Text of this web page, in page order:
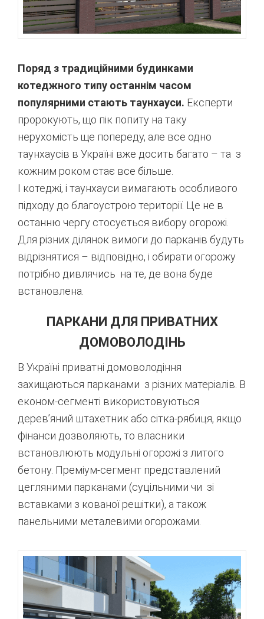
Поряд з традиційними будинками
котеджного типу останнім часом
популярними стають таунхауси. Експерти
пророкують, що пік попиту на таку
нерухомість ще попереду, але все одно
таунхаусів в Україні вже досить багато – та з
кожним роком стає все більше.
І котеджі, і таунхауси вимагають особливого
підходу до благоустрою території. Це не в
останню чергу стосується вибору огорожі.
Для різних ділянок вимоги до парканів будуть
відрізнятися – відповідно, і обирати огорожу
потрібно дивлячись на те, де вона буде
встановлена.
ПАРКАНИ ДЛЯ ПРИВАТНИХ
ДОМОВОЛОДІНЬ
В Україні приватні домоволодіння
захищаються парканами з різних матеріалів. В
економ-сегменті використовуються
дерев’яний штахетник або сітка-рябиця, якщо
фінанси дозволяють, то власники
встановлюють модульні огорожі з литого
бетону. Преміум-сегмент представлений
цегляними парканами (суцільними чи зі
вставками з кованої решітки), а також
панельними металевими огорожами.